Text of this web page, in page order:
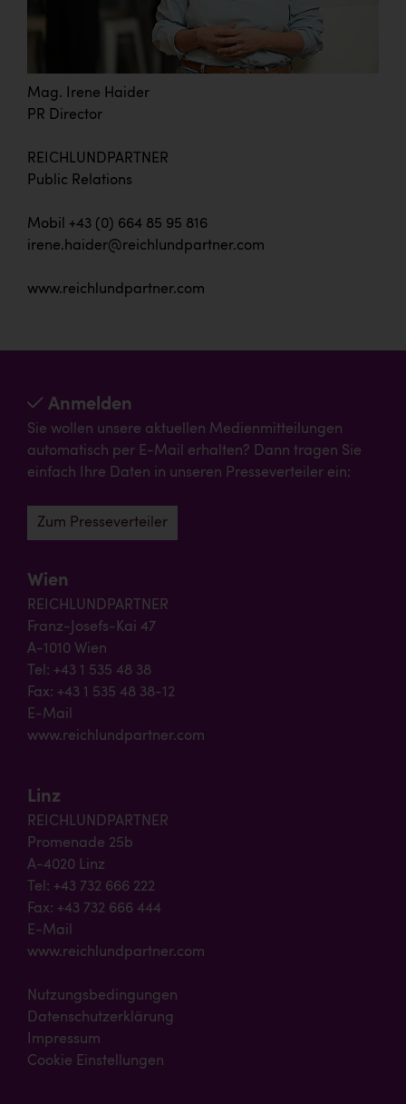
Mag. Irene Haider
PR Director
REICHLUNDPARTNER
Public Relations
Mobil +43 (0) 664 85 95 816
irene.haider@reichlundpartner.com
www.reichlundpartner.com
Anmelden
Sie wollen unsere aktuellen Medienmitteilungen
automatisch per E-Mail erhalten? Dann tragen Sie
einfach Ihre Daten in unseren Presseverteiler ein:
Zum Presseverteiler
Wien
REICHLUNDPARTNER
Franz-Josefs-Kai 47
A-1010 Wien
Tel: +43 1 535 48 38
Fax: +43 1 535 48 38-12
E-Mail
www.reichlundpartner.com
Linz
REICHLUNDPARTNER
Promenade 25b
A-4020 Linz
Tel: +43 732 666 222
Fax: +43 732 666 444
E-Mail
www.reichlundpartner.com
Nutzungsbedingungen
Datenschutzerklärung
Impressum
Cookie Einstellungen